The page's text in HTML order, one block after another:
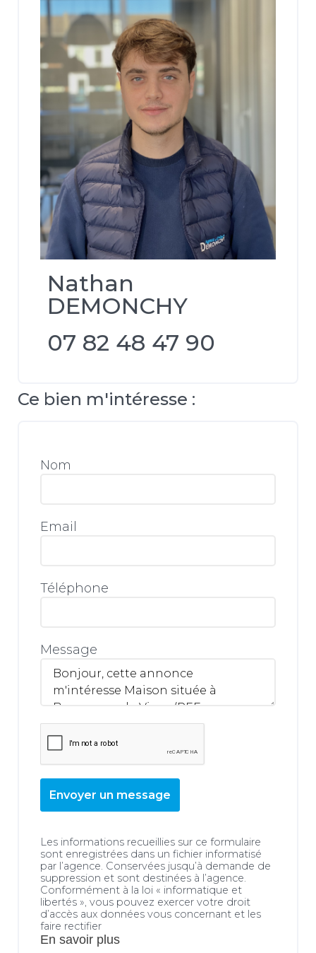
Nathan
DEMONCHY
07 82 48 47 90
Ce bien m'intéresse :
Nom
Email
Téléphone
Message
Envoyer un message
Les informations recueillies sur ce formulaire
sont enregistrées dans un fichier informatisé
par l’agence. Conservées jusqu’à demande de
suppression et sont destinées à l’agence.
Conformément à la loi « informatique et
libertés », vous pouvez exercer votre droit
d’accès aux données vous concernant et les
faire rectifier
En savoir plus